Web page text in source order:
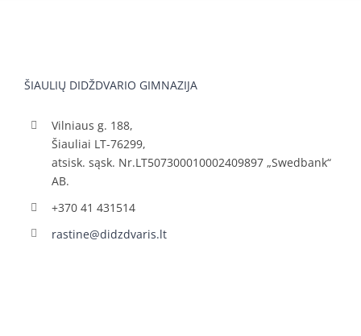
ŠIAULIŲ DIDŽDVARIO GIMNAZIJA
Vilniaus g. 188,
Šiauliai LT-76299,
atsisk. sąsk. Nr.LT507300010002409897 „Swedbank“
AB.
+370 41 431514
rastine@didzdvaris.lt